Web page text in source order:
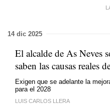
14 dic 2025
El alcalde de As Neves
saben las causas reales
Exigen que se adelante la
para el 2028
LUIS CARLOS LLERA